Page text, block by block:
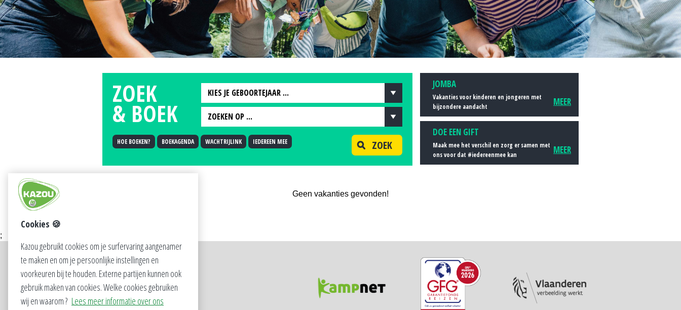
ZOEK
& BOEK
KIES JE GEBOORTEJAAR ...
KIES JE GEBOORTEJAAR ...
2008
2009
ZOEKEN OP ...
ZOEKEN OP ...
POSTCODE
OPSTAPPEN IN DE BUURT VAN...
ZOEK
HOE BOEKEN? BOEKAGENDA WACHTRIJLINK IEDEREEN MEE
JOMBA
Vakanties voor kinderen en jongeren met
bijzondere aandacht
MEER
DOE EEN GIFT
Maak mee het verschil en zorg er samen met
ons voor dat #iedereenmee kan
MEER
Geen vakanties gevonden!
;
SOCIAL
Cookies 🍪
Kazou gebruikt cookies om je surfervaring aangenamer
te maken en om je persoonlijke instellingen en
voorkeuren bij te houden. Externe partijen kunnen ook
gebruik maken van cookies. Welke cookies gebruiken
wij en waarom ? Lees meer informatie over ons